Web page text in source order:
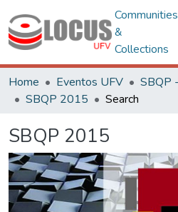
Communities
&
Collections
Home Eventos UFV
SBQP 2015
Search
SBQP 2015